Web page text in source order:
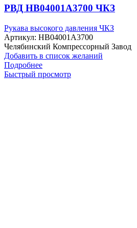
РВД HB04001A3700 ЧКЗ
Рукава высокого давления ЧКЗ
Артикул: HB04001A3700
Челябинский Компрессорный Завод
Добавить в список желаний
Подробнее
Быстрый просмотр